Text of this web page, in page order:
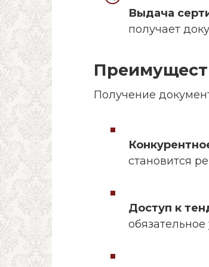
Выдача
получает
Получение
становится
Доступ к
обязательное